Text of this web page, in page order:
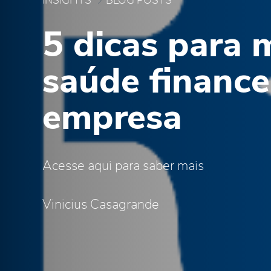
5 dicas para
saúde
empresa
Acesse aqui para saber mais
Vinicius Casagrande